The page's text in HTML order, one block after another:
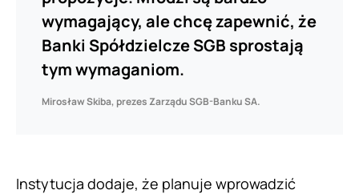
wymagający, ale chcę zapewnić, że
Banki Spółdzielcze SGB sprostają
tym wymaganiom.
Mirosław Skiba, prezes Zarządu SGB-Banku SA.
Instytucja dodaje, że planuje wprowadzić